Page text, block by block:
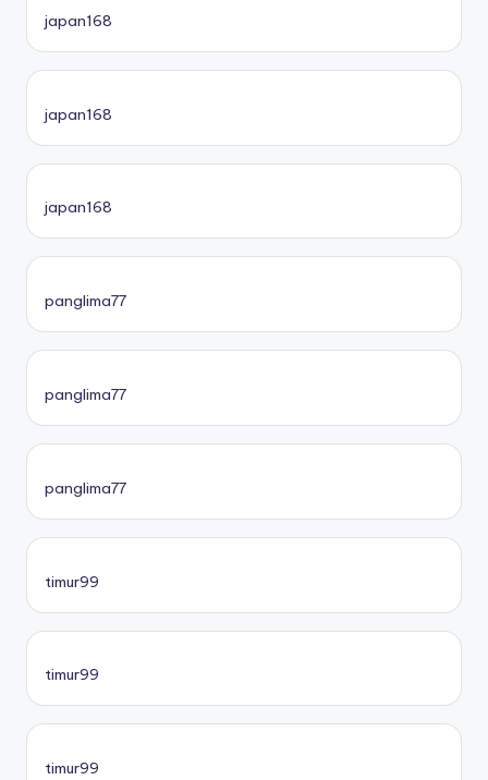
japan168
japan168
japan168
panglima77
panglima77
panglima77
timur99
timur99
timur99